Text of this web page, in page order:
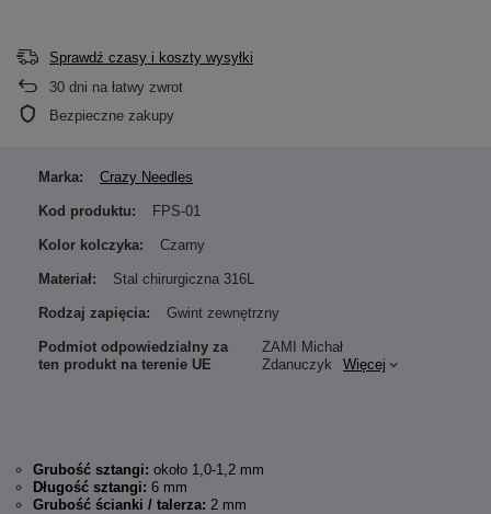
Sprawdź czasy i koszty wysyłki
30 dni na łatwy zwrot
Bezpieczne zakupy
Grubość sztangi: około 1,0-1,2 mm
Długość sztangi: 6 mm
Grubość ścianki / talerza: 2 mm
Marka: Crazy Needles
Kod produktu: FPS-01
Kolor kolczyka: Czarny
Materiał: Stal chirurgiczna 316L
Rodzaj zapięcia: Gwint zewnętrzny
Podmiot odpowiedzialny za
ten produkt na terenie UE
ZAMI Michał
Zdanuczyk
Więcej